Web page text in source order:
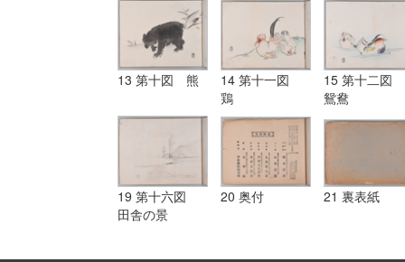
13 第十図 熊
14 第十一図
鶏
15 第十二図
鴛鴦
19 第十六図
田舎の景
20 奥付 21 裏表紙